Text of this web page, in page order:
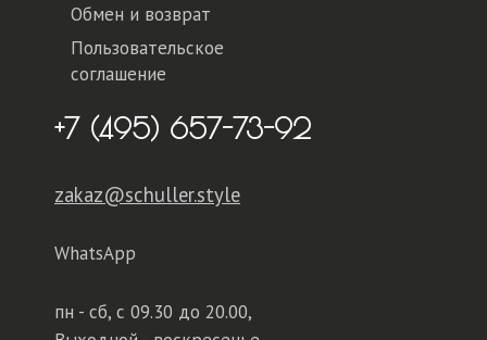
Обмен и возврат
Пользовательское
соглашение
+7 (495) 657-73-92
zakaz@schuller.style
WhatsApp
пн - сб, с 09.30 до 20.00,